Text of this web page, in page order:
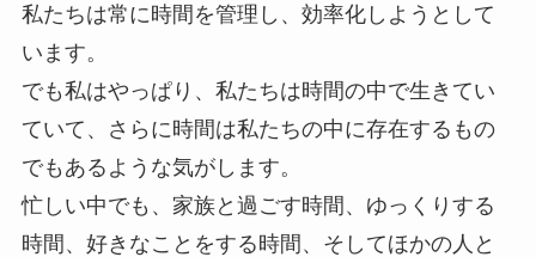
私たちは常に時間を管理し、効率化しようとして
います。
でも私はやっぱり、私たちは時間の中で生きてい
ていて、さらに時間は私たちの中に存在するもの
でもあるような気がします。
忙しい中でも、家族と過ごす時間、ゆっくりする
時間、好きなことをする時間、そしてほかの人と